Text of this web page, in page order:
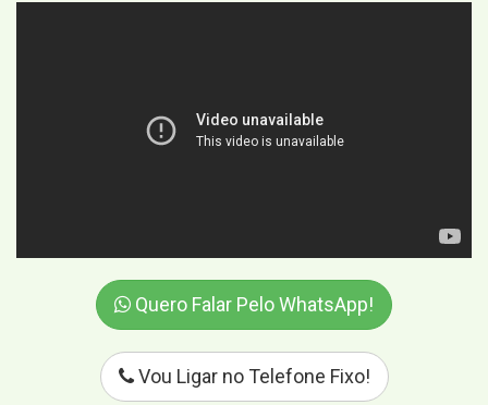
Quero Falar Pelo WhatsApp!
Vou Ligar no Telefone Fixo!